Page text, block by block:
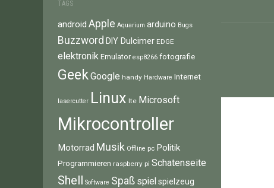
TAGS
android Apple Aquarium arduino Bugs
Buzzword DIY Dulcimer EDGE
elektronik Emulator esp8266 fotografie
GeekGoogle handy Hardware Internet
lasercutter Linux lte Microsoft
Mikrocontroller
Motorrad Musik Offline pc Politik
Programmieren raspberry pi Schatenseite
Shell Software Spaß spiel spielzeug